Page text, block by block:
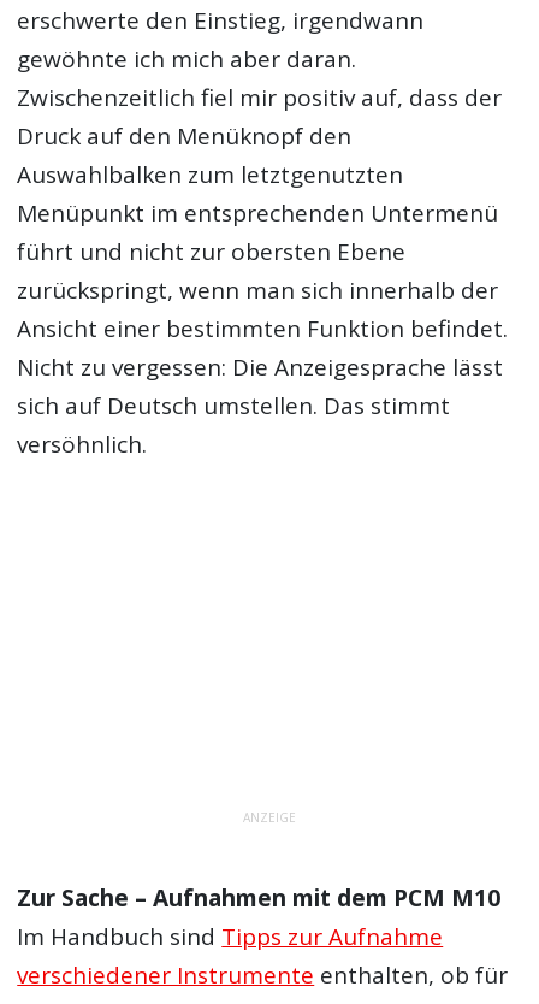
erschwerte den Einstieg, irgendwann
gewöhnte ich mich aber daran.
Zwischenzeitlich fiel mir positiv auf, dass der
Druck auf den Menüknopf den
Auswahlbalken zum letztgenutzten
Menüpunkt im entsprechenden Untermenü
führt und nicht zur obersten Ebene
zurückspringt, wenn man sich innerhalb der
Ansicht einer bestimmten Funktion befindet.
Nicht zu vergessen: Die Anzeigesprache lässt
sich auf Deutsch umstellen. Das stimmt
versöhnlich.
ANZEIGE
Zur Sache – Aufnahmen mit dem PCM M10
Im Handbuch sind Tipps zur Aufnahme
verschiedener Instrumente enthalten, ob für